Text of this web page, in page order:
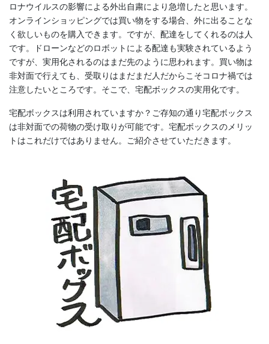
ロナウイルスの影響による外出自粛により急増したと思います。
オンラインショッピングでは買い物をする場合、外に出ることな
く欲しいものを購入できます。ですが、配達をしてくれるのは人
です。ドローンなどのロボットによる配達も実験されているよう
ですが、実用化されるのはまだ先のように思われます。買い物は
非対面で行えても、受取りはまだまだ人だからこそコロナ禍では
注意したいところです。そこで、宅配ボックスの実用化です。
宅配ボックスは利用されていますか？ご存知の通り宅配ボックス
は非対面での荷物の受け取りが可能です。宅配ボックスのメリッ
トはこれだけではありません。ご紹介させていただきます。